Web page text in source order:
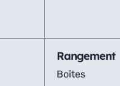
Rangement
Boîtes